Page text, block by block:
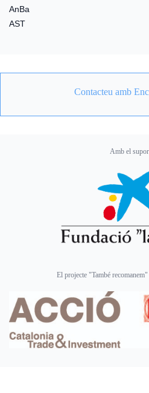
AnBa
AST
Contacteu amb
Amb el
El projecte "També